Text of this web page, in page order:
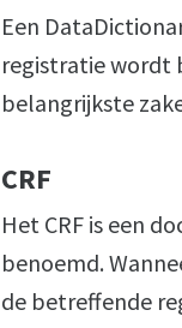
Een
registratie wordt
belangrijkste
CRF
Het CRF is een
benoemd.
de betreffende